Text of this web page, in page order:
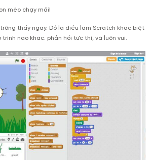
mèo chạy mãi!
trông thấy ngay. Đó là điều làm Scratch khác biệt
nào khác: phản hồi tức thì, và luôn vui.